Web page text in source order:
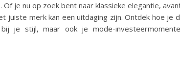
je nu op zoek bent naar klassieke elegantie,
juiste merk kan een uitdaging zijn. Ontdek hoe je
je stijl, maar ook je mode-